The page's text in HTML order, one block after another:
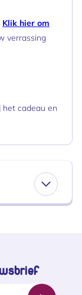
Klik hier om
verrassing
het cadeau en